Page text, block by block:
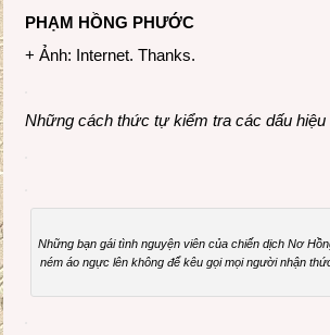
PHẠM HỒNG PHƯỚC
+ Ảnh: Internet. Thanks.
Những cách thức tự kiểm tra các dấu
Những bạn gái tình nguyện viên của chiến dịch Nơ
ném áo ngực lên không để kêu gọi mọi người nhận